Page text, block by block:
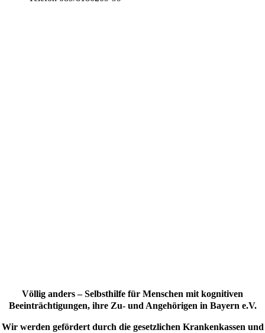
Völlig anders – Selbsthilfe für Menschen mit kognitiven
Beeinträchtigungen, ihre Zu- und Angehörigen in Bayern e.V.
Wir werden gefördert durch die gesetzlichen Krankenkassen und